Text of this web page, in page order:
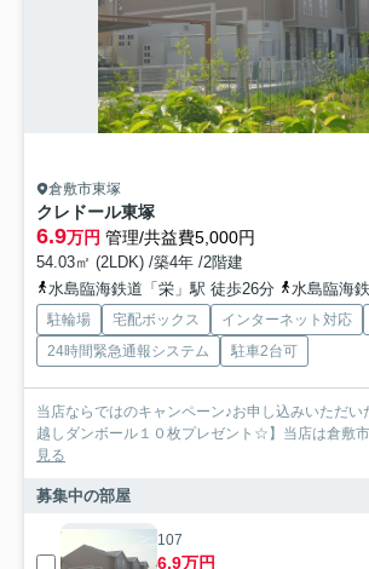
倉敷市東塚
クレドール東塚
6.9万円 管理/共益費5,000円
54.03㎡ (2LDK) /築4年 /2階建
水島臨海鉄道「栄」駅 徒歩26分
水島臨海鉄道「浦田」駅
駐輪場 宅配ボックス インターネット対応
24時間緊急通報システム
駐車2台可
当店ならではのキャンペーン♪お申し込みいただい
越しダンボール１０枚プレゼント☆】当店は倉敷市
見る
募集中の部屋
107
6.9万円